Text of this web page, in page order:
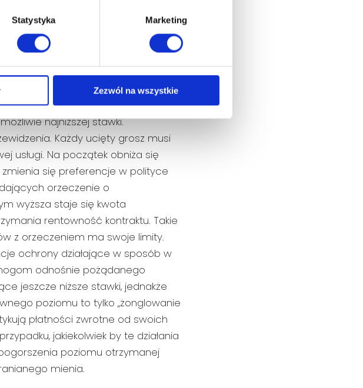
Statystyka Marketing
Zezwól na wszystkie
samą stawkę
galopujących kosztów ochrony
najniższej stawki.
Każdy ucięty grosz musi
usługi. Na początek obniża się
się preferencje w polityce
orzeczenie o
wyższa staje się kwota
rentowność kontraktu. Takie
z orzeczeniem ma swoje limity.
ochrony działające w sposób w
odnośnie pożądanego
jeszcze niższe stawki, jednakże
poziomu to tylko „żonglowanie
płatności zwrotne od swoich
jakiekolwiek by te działania
poziomu otrzymanej
mienia.